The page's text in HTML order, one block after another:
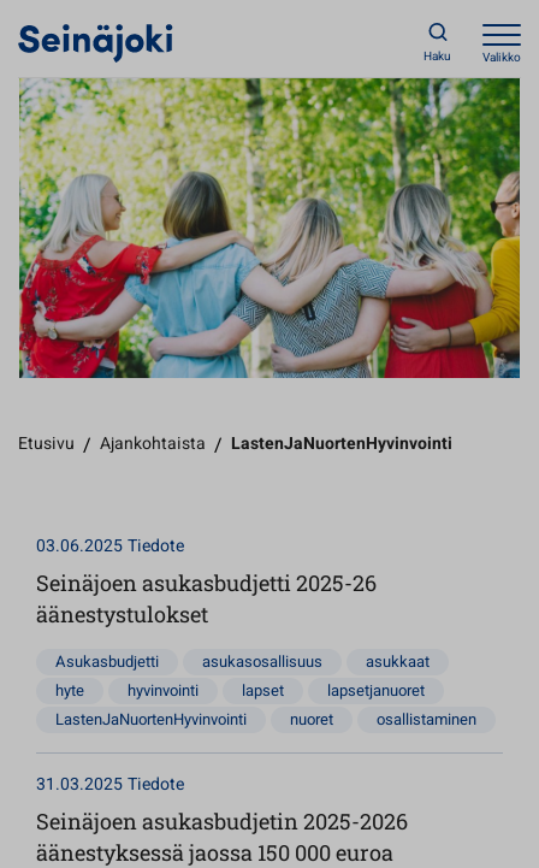
Haku Valikko
Etusivu / Ajankohtaista / LastenJaNuortenHyvinvointi
03.06.2025Tiedote
Seinäjoen asukasbudjetti 2025-26
äänestystulokset
Asukasbudjetti asukasosallisuus
asukkaat
hyte
hyvinvointi lapset
lapsetjanuoret
LastenJaNuortenHyvinvointi
nuoret osallistaminen
31.03.2025Tiedote
Seinäjoen asukasbudjetin 2025-2026
äänestyksessä jaossa 150 000 euroa